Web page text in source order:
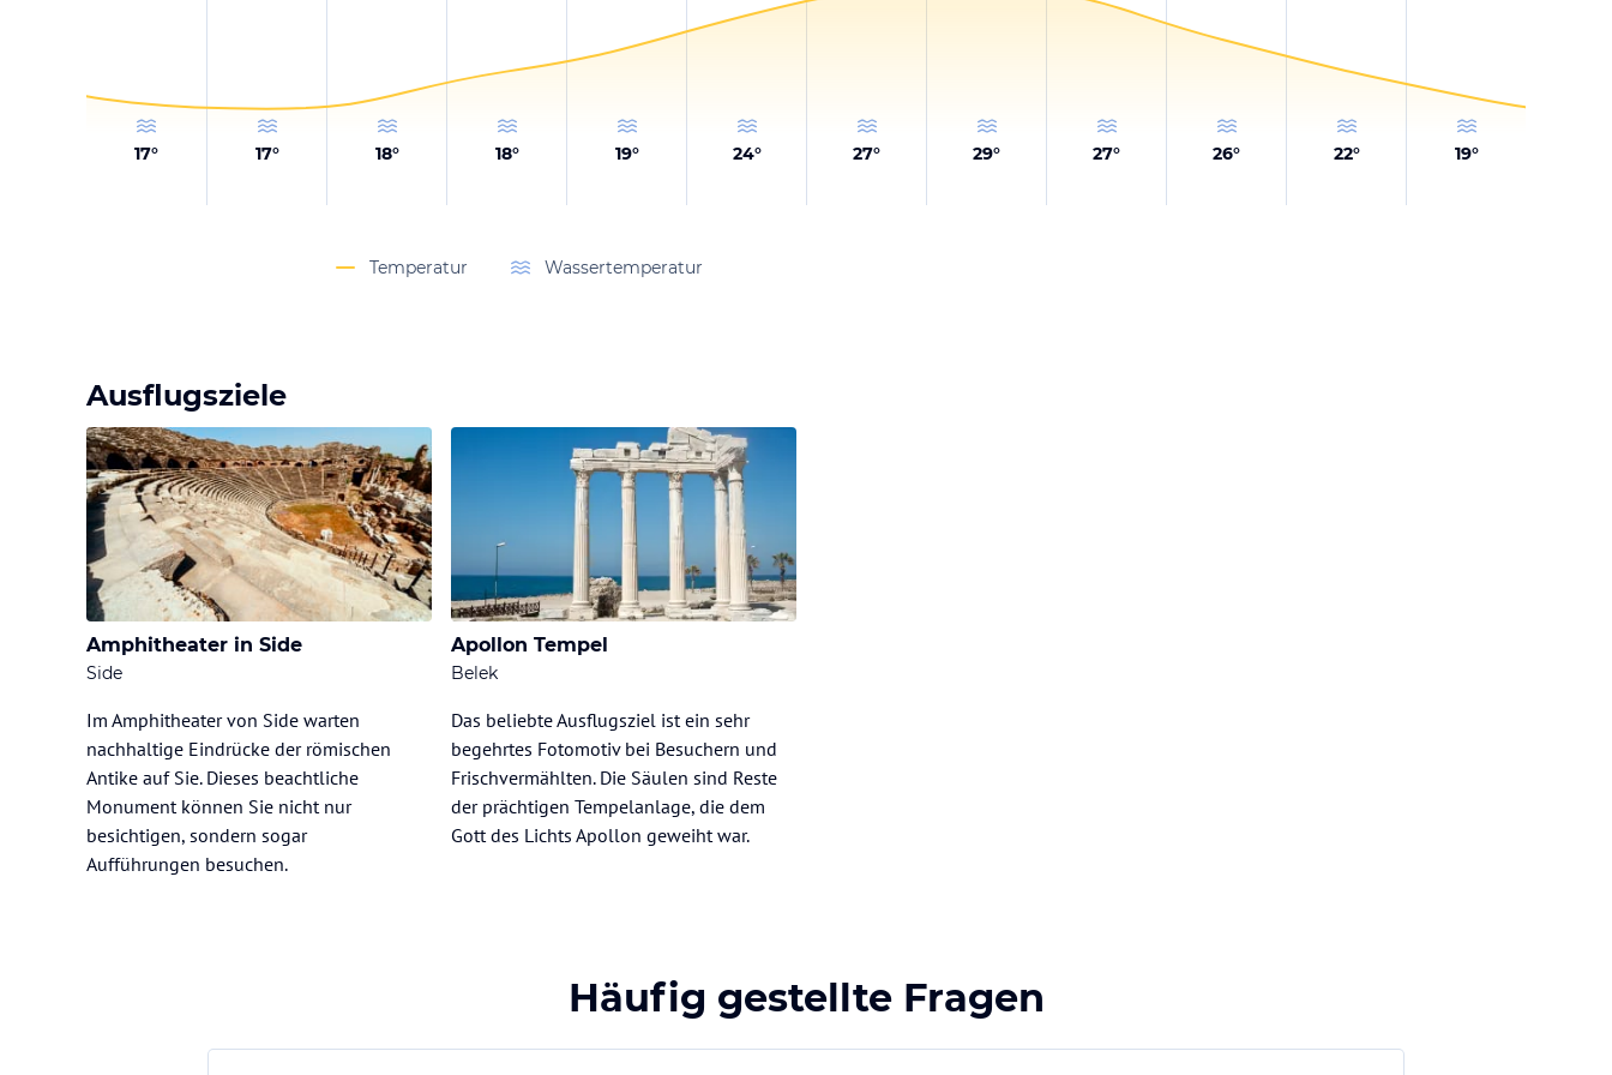
17° 17° 18° 18° 19° 24° 27° 29° 27° 26° 22° 19°
Temperatur Wassertemperatur
Ausflugsziele
Amphitheater in Side
Side
Im Amphitheater von Side warten
nachhaltige Eindrücke der römischen
Antike auf Sie. Dieses beachtliche
Monument können Sie nicht nur
besichtigen, sondern sogar
Aufführungen besuchen.
Apollon Tempel
Belek
Das beliebte Ausflugsziel ist ein sehr
begehrtes Fotomotiv bei Besuchern und
Frischvermählten. Die Säulen sind Reste
der prächtigen Tempelanlage, die dem
Gott des Lichts Apollon geweiht war.
Häufig gestellte Fragen